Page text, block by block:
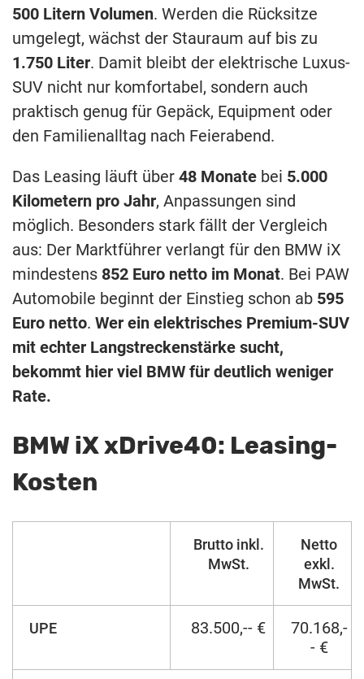
500 Litern Volumen. Werden die Rücksitze
umgelegt, wächst der Stauraum auf bis zu
1.750 Liter. Damit bleibt der elektrische Luxus-
SUV nicht nur komfortabel, sondern auch
praktisch genug für Gepäck, Equipment oder
den Familienalltag nach Feierabend.
Das Leasing läuft über 48 Monate bei 5.000
Kilometern pro Jahr, Anpassungen sind
möglich. Besonders stark fällt der Vergleich
aus: Der Marktführer verlangt für den BMW iX
mindestens 852 Euro netto im Monat. Bei PAW
Automobile beginnt der Einstieg schon ab 595
Euro netto. Wer ein elektrisches Premium-SUV
mit echter Langstreckenstärke sucht,
bekommt hier viel BMW für deutlich weniger
Rate.
BMW iX xDrive40: Leasing-
Kosten
Brutto inkl.
MwSt.
Netto
exkl.
MwSt.
UPE 83.500,-- €
70.168,-
- €